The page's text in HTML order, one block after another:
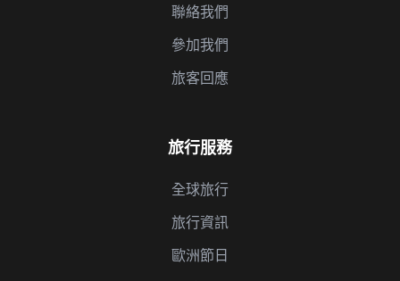
聯絡我們
參加我們
旅客回應
旅行服務
全球旅行
旅行資訊
歐洲節日